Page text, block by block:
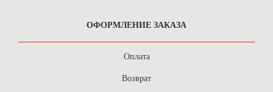
ОФОРМЛЕНИЕ ЗАКАЗА
Оплата
Возврат